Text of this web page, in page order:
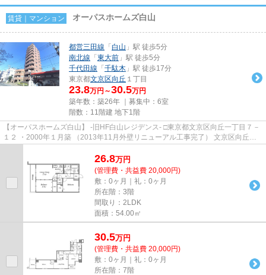
賃貸｜マンション オーパスホームズ白山
都営三田線 「 白山 」駅 徒歩5分
南北線 「 東大前 」駅 徒歩5分
千代田線 「 千駄木 」駅 徒歩17分
東京都文京区向丘 １丁目
23.8万円～30.5万円
築年数：築26年 ｜募集中： 6室
階数：11階建 地下1階
【オーパスホームズ白山】 -旧HF白山レジデンス- □東京都文京区向丘一丁目７－
１２ ・2000年１月築 （2013年11月外壁リニューアル工事完了） 文京区向丘の
26.8万円
(管理費・共益費 20,000円)
敷：0ヶ月｜礼：0ヶ月
所在階：3階
間取り：2LDK
面積：54.00㎡
30.5万円
(管理費・共益費 20,000円)
敷：0ヶ月｜礼：0ヶ月
所在階：7階